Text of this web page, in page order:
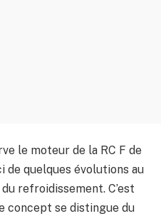
le moteur de la RC F de
de quelques évolutions au
refroidissement. C’est
concept se distingue du